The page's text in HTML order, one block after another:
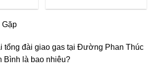
tổng đài giao gas tại Đường Phan Thúc
Bình là bao nhiêu?